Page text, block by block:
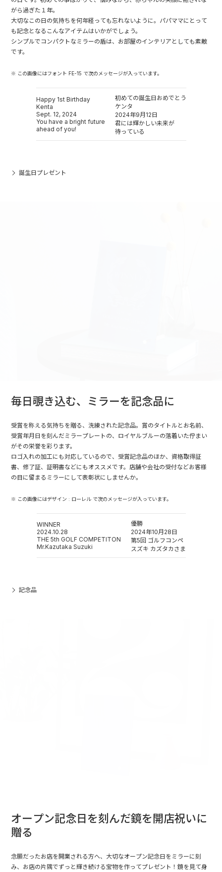
がら過ぎた１年。
大切なこの日の気持ちを何年経っても忘れないように。パパママにとって
も記念となるこんなアイテムはいかがでしょう。
シンプルでコンパクトなミラーの盾は、お部屋のインテリアとしても素敵
です。
※ この画像にはフォント FE-15 で次のメッセージが入っています。
Happy 1st Birthday
Kenta
Sept. 12, 2024
You have a bright future
ahead of you!
初めての誕生日おめでとう
ケンタ
2024年9月12日
君には輝かしい未来が
待っている
誕生日プレゼント
毎日覗き込む、ミラーを記念品に
受賞を称える気持ちを贈る、洗練された記念品。賞のタイトルとお名前、
受賞年月日を刻んだミラープレートの、ロイヤルブルーの落着いた佇まい
がその栄誉を彩ります。
ロゴ入れの加工にも対応しているので、受賞記念品のほか、資格取得証
書、修了証、証明書などにもオススメです。店舗や会社の受付などお客様
の目に留まるミラーにして表彰状にしませんか。
※ この画像にはデザイン : ローレル で次のメッセージが入っています。
WINNER
2024.10.28
THE 5th GOLF COMPETITON
Mr.Kazutaka Suzuki
優勝
2024年10月28日
第5回 ゴルフコンペ
スズキ カズタカさま
記念品
オープン記念日を刻んだ鏡を開店祝いに
贈る
念願だったお店を開業される方へ、大切なオープン記念日をミラーに刻
み、お店の片隅でずっと輝き続ける宝物を作ってプレゼント！鏡を見て身